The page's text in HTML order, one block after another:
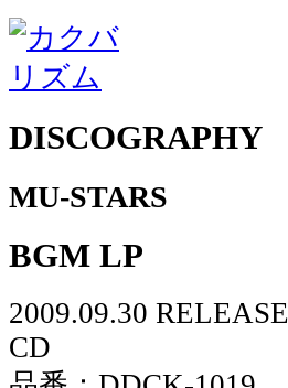
DISCOGRAPHY
MU-STARS
BGM LP
2009.09.30 RELEASE
CD